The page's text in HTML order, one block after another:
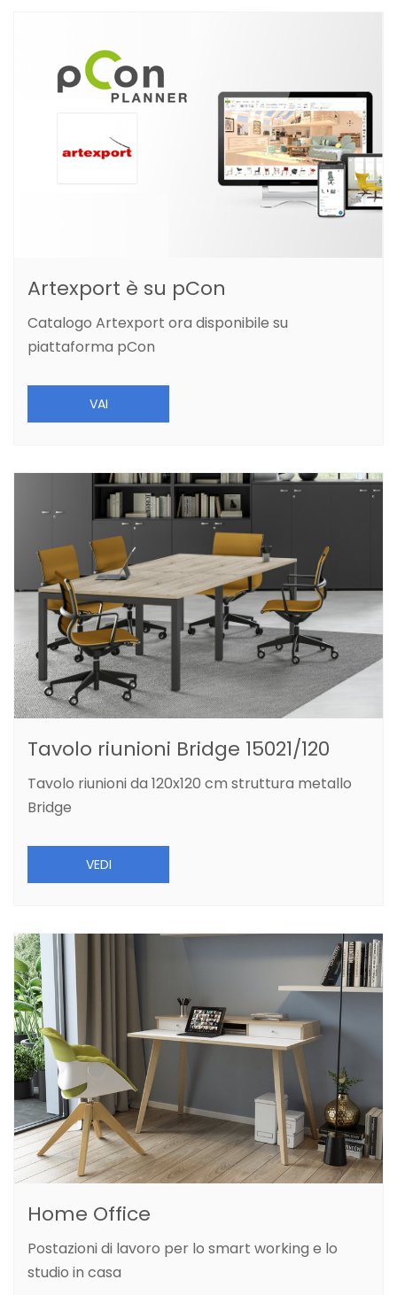
Artexport è su pCon
Catalogo Artexport ora disponibile su
piattaforma pCon
VAI
Tavolo riunioni Bridge 15021/120
Tavolo riunioni da 120x120 cm struttura metallo
Bridge
VEDI
Home Office
Postazioni di lavoro per lo smart working e lo
studio in casa